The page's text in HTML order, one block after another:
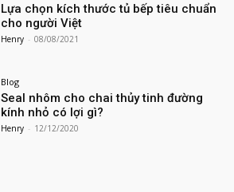
Lựa chọn kích thước tủ bếp tiêu chuẩn
cho người Việt
Henry - 08/08/2021
Blog
Seal nhôm cho chai thủy tinh đường
kính nhỏ có lợi gì?
Henry - 12/12/2020